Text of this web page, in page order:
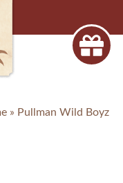
» Pullman Wild Boyz